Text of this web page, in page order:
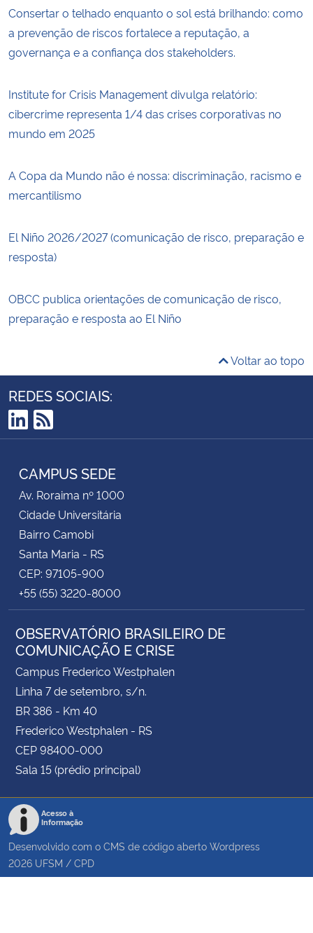
Consertar o telhado enquanto o sol está brilhando: como
a prevenção de riscos fortalece a reputação, a
governança e a confiança dos stakeholders.
Institute for Crisis Management divulga relatório:
cibercrime representa 1/4 das crises corporativas no
mundo em 2025
A Copa da Mundo não é nossa: discriminação, racismo e
mercantilismo
El Niño 2026/2027 (comunicação de risco, preparação e
resposta)
OBCC publica orientações de comunicação de risco,
preparação e resposta ao El Niño
Voltar ao topo
REDES SOCIAIS:
LinkedIn
RSS
CAMPUS SEDE
Av. Roraima nº 1000
Cidade Universitária
Bairro Camobi
Santa Maria - RS
CEP: 97105-900
+55 (55) 3220-8000
OBSERVATÓRIO BRASILEIRO DE
COMUNICAÇÃO E CRISE
Campus Frederico Westphalen
Linha 7 de setembro, s/n.
BR 386 - Km 40
Frederico Westphalen - RS
CEP 98400-000
Sala 15 (prédio principal)
Acesso à
Informação
Desenvolvido com o CMS de código aberto Wordpress
2026 UFSM / CPD